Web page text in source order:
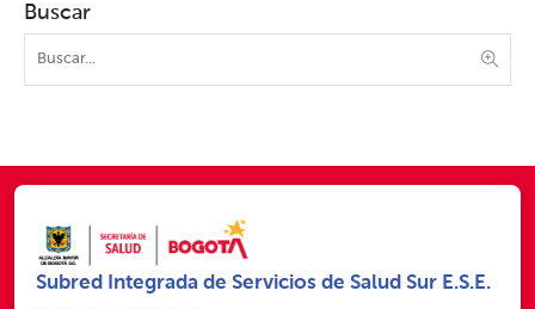
Buscar
Subred Integrada de Servicios de Salud Sur E.S.E.